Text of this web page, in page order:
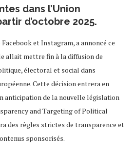
dans l’Union
d’octobre 2025.
et Instagram, a annoncé ce
allait mettre fin à la diffusion de
électoral et social dans
Cette décision entrera en
anticipation de la nouvelle législation
and Targeting of Political
des règles strictes de transparence et
sponsorisés.